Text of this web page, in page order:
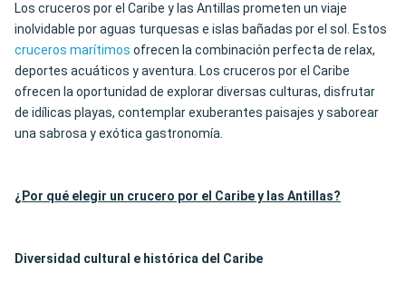
Los cruceros por el Caribe y las Antillas prometen un viaje
inolvidable por aguas turquesas e islas bañadas por el sol. Estos
cruceros marítimos ofrecen la combinación perfecta de relax,
deportes acuáticos y aventura. Los cruceros por el Caribe
ofrecen la oportunidad de explorar diversas culturas, disfrutar
de idílicas playas, contemplar exuberantes paisajes y saborear
una sabrosa y exótica gastronomía.
¿Por qué elegir un crucero por el Caribe y las Antillas?
Diversidad cultural e histórica del Caribe